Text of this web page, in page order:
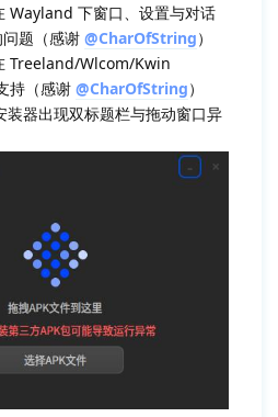
Wayland 下窗口、设置与对话
题（感谢 @CharOfString）
Treeland/Wlcom/Kwin
持（感谢 @CharOfString）
装器出现双标题栏与拖动窗口异